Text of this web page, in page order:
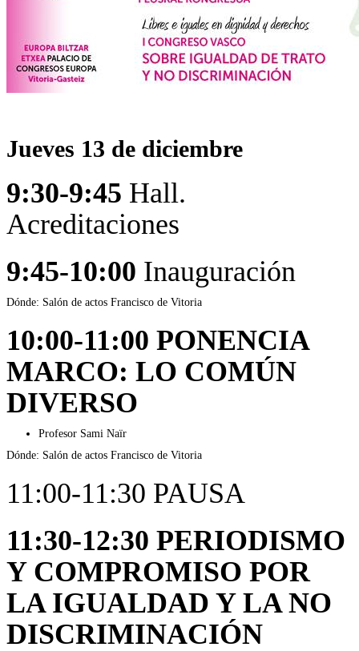
Jueves 13 de diciembre
9:30-9:45 Hall.
Acreditaciones
9:45-10:00 Inauguración
Dónde: Salón de actos Francisco de Vitoria
10:00-11:00 PONENCIA
MARCO: LO COMÚN
DIVERSO
Profesor Sami Naïr
Dónde: Salón de actos Francisco de Vitoria
11:00-11:30 PAUSA
11:30-12:30 PERIODISMO
Y COMPROMISO POR
LA IGUALDAD Y LA NO
DISCRIMINACIÓN